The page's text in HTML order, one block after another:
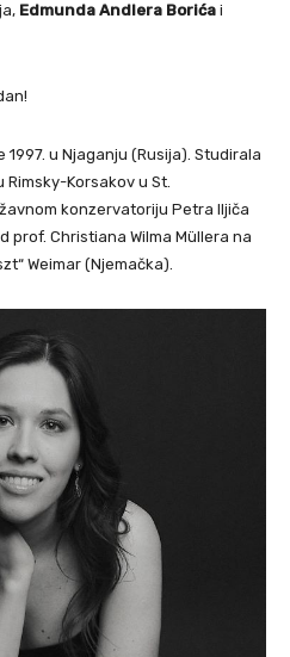
Edmunda Andlera Borića i
1997. u Njaganju (Rusija). Studirala
Korsakov u St.
konzervatoriju Petra Iljiča
prof. Christiana Wilma Müllera na
Weimar (Njemačka).